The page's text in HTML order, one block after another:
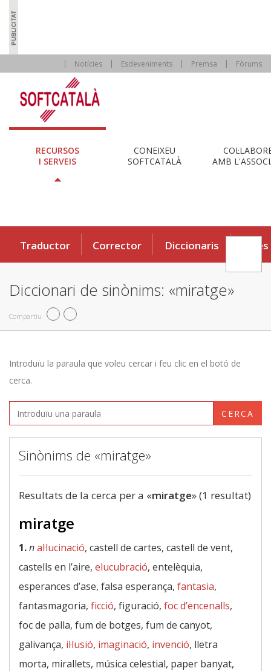
Notícies Esdeveniments Premsa Fòrums
RECURSOS
I SERVEIS
CONEIXEU
SOFTCATALÀ
AMB
Traductor Corrector Diccionaris Eines
Diccionari de sinònims: «miratge»
Compartiu
Introduïu la paraula que voleu cercar i feu clic en el botó de
cerca.
CERCA
Sinònims de «miratge»
Resultats de la cerca per a «miratge» (1 resultat)
miratge
1.nal·lucinació, castell de cartes, castell de vent,
castells en l’aire, elucubració, entelèquia,
esperances d’ase, falsa esperança, fantasia,
fantasmagoria, ficció, figuració, foc d’encenalls,
foc de palla, fum de botges, fum de canyot,
galivança, il·lusió, imaginació, invenció, lletra
morta, mirallets, música celestial, paper banyat,